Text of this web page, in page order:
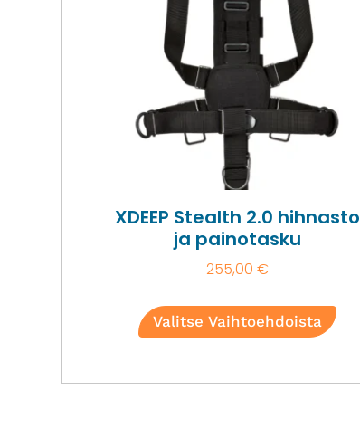
XDEEP Stealth 2.0 hihnasto
ja painotasku
255,00 €
Valitse Vaihtoehdoista